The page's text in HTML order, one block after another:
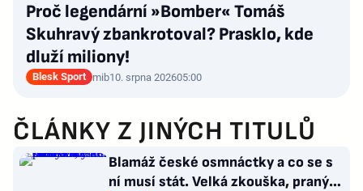
Proč legendární »Bomber« Tomáš
Skuhravý zbankrotoval? Prasklo, kde
dluží miliony!
Blesk Sport mib10. srpna 202605:00
ČLÁNKY Z JINÝCH TITULŮ
Blamáž české osmnáctky a co se s
ní musí stát. Velká zkouška, pranýř